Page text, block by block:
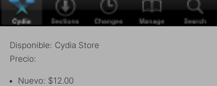
Disponible: Cydia Store
Precio:
Nuevo: $12.00